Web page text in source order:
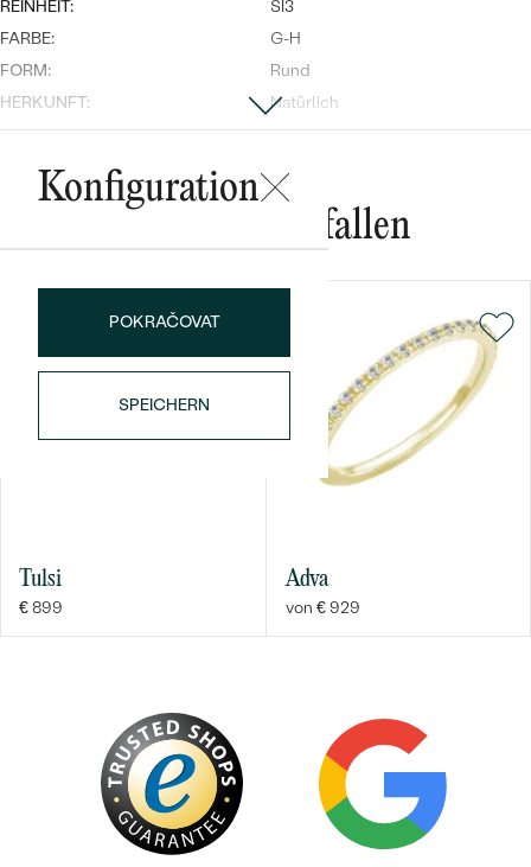
Wave Kollektion
ANSEHEN
Bestseller
Halsketten
ANSEHEN
REINHEIT:
SI3
FARBE:
G-H
FORM:
Rund
HERKUNFT:
Natürlich
Konfiguration
POKRAČOVAT
SPEICHERN
Das könnte Ihnen gefallen
Tulsi
€ 899
Adva
von € 929